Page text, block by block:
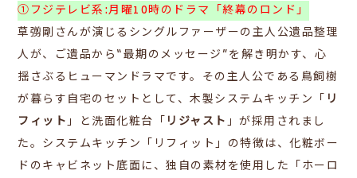
①フジテレビ系:月曜10時のドラマ「終幕のロンド」
草彅剛さんが演じるシングルファーザーの主人公遺品整理
人が、ご遺品から“最期のメッセージ”を解き明かす、心
揺さぶるヒューマンドラマです。その主人公である鳥飼樹
が暮らす自宅のセットとして、木製システムキッチン「 リ
フィット」と洗面化粧台「リジャスト」が採用されまし
た。システムキッチン「リフィット」の特徴は、化粧ボー
ドのキャビネット底面に、独自の素材を使用した「ホーロ